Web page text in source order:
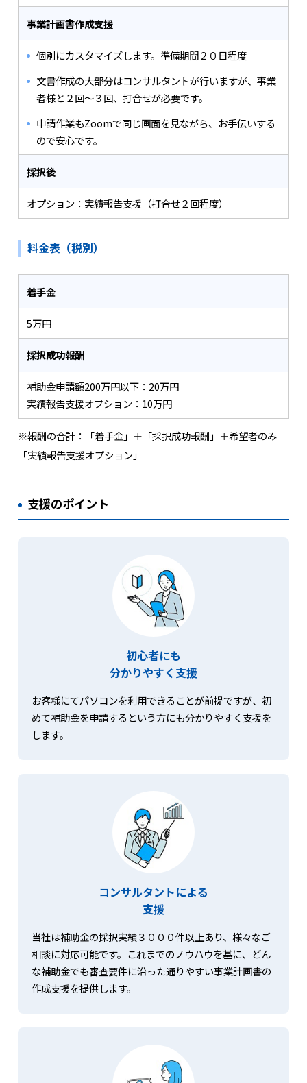
事業計画書作成支援
個別にカスタマイズします。準備期間２０日程度
文書作成の大部分はコンサルタントが行いますが、事業
者様と２回～３回、打合せが必要です。
申請作業もZoomで同じ画面を見ながら、お手伝いする
ので安心です。
採択後
オプション：実績報告支援（打合せ２回程度）
料金表（税別）
着手金
5万円
採択成功報酬
補助金申請額200万円以下：20万円
実績報告支援オプション：10万円
※報酬の合計：「着手金」＋「採択成功報酬」＋希望者のみ
「実績報告支援オプション」
支援のポイント
初心者にも
分かりやすく支援
お客様にてパソコンを利用できることが前提ですが、初
めて補助金を申請するという方にも分かりやすく支援を
します。
コンサルタントによる
支援
当社は補助金の採択実績３０００件以上あり、様々なご
相談に対応可能です。これまでのノウハウを基に、どん
な補助金でも審査要件に沿った通りやすい事業計画書の
作成支援を提供します。